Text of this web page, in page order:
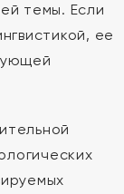
темы. Если
ее